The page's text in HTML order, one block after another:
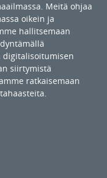
Meitä ohjaa
oikein ja
hallitsemaan
digitalisoitumisen
siirtymistä
ratkaisemaan